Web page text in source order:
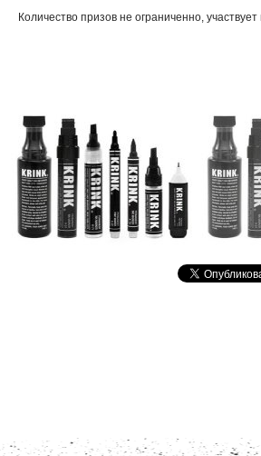
Количество призов не ограниченно, участвует